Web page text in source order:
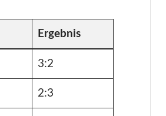
Ergebnis
3:2
2:3